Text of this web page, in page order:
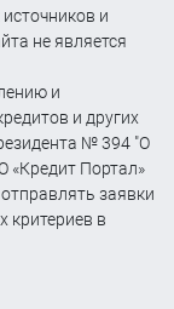
и
не является
и
и других
№ 394 "О
«Кредит Портал»
заявки
критериев в